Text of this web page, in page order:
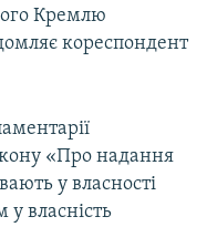
Кремлю
кореспондент
«Про надання
у власності
у власність